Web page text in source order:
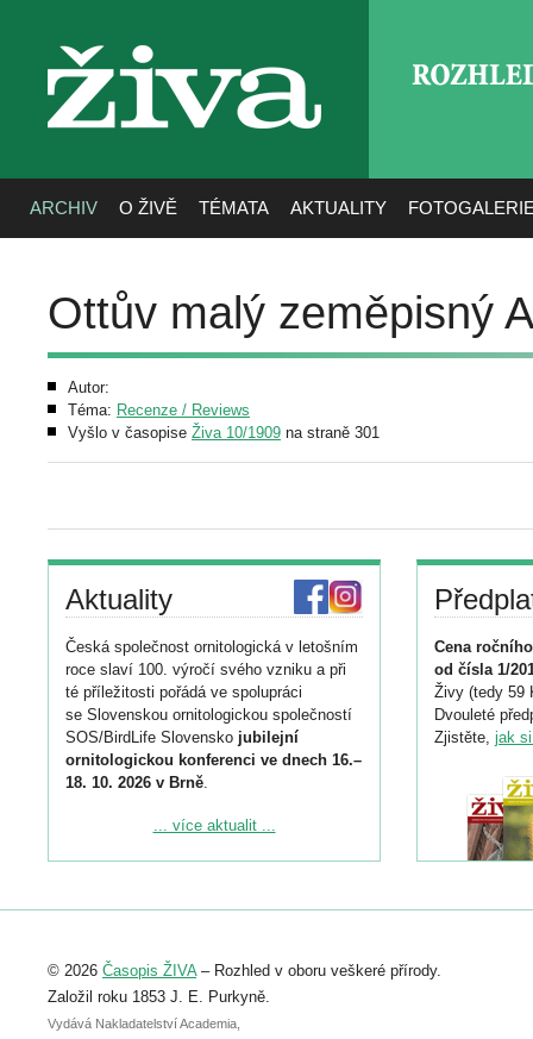
živa
ARCHIV O ŽIVĚ TÉMATA AKTUALITY
Ottův malý zeměpisný
Autor:
Téma: Recenze / Reviews
Vyšlo v časopise Živa 10/1909 na straně 301
Aktuality
Česká společnost ornitologická v letošním
roce slaví 100. výročí svého vzniku a při
té příležitosti pořádá ve spolupráci
se Slovenskou ornitologickou společností
SOS/BirdLife Slovensko jubilejní
ornitologickou konferenci ve dnech 16.–
18. 10. 2026 v Brně.
Podrobnější informace ke konferenci
Registrovat se můžete do 6. září.
abstraktu přihlášené přednášky nebo
posteru je už 30. června.
... více aktualit ...
Cena
od čísla 1/
Živy (tedy 59
Dvouleté
Zjistěte, jak
© 2026 Časopis ŽIVA– Rozhled v oboru veškeré přírody.
Založil roku 1853 J. E. Purkyně.
Vydává Nakladatelství Academia,